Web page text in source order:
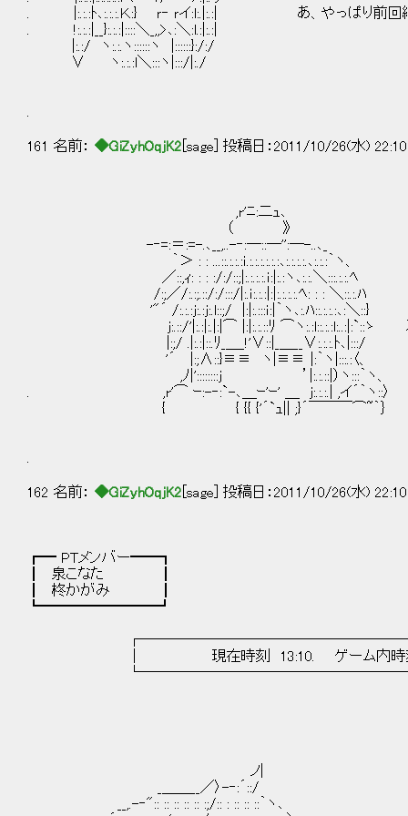
. |:.:.:ﾄ､:.:.:.Ｋ:} ｒ‐ ｒイ:l:.|:.:| あ、やっぱり前回終わ
. !:.:.:|__}:.:.:|::::＼_,,>､:＼:l.:|:.:|
|:.:/ ヽ:.:.ヽ::::::ヽ |::::::}:/:/
∨ ヽ:.:.:l＼:::ヽ|:::/|:./
161 名前： ◆GiZyhOqjK2 [sage] 投稿日：2011/10/26(水)
,r'ﾆ:二ｭ､
（ 》
-‐=:＝:=-.､__,..-‐:─::─'':─-..､_
｀＞ : : ...::.:.:.:ｉ.:.:.:.:.:.:､:.:.:.:.､:.:.:｀ヽ、
／::,ｨ: : : :/:/::;|:.:.:.:.ｉ:|:.:ヽ､:.:.＼:::.:.:.ﾍ
/:;／/:.:;.::/:/:::/|:.ｉ:.:.:|:|:.:.:.:.ﾍ: : : ＼::.:.ﾊ
'"´ /:.:.:ｊ:.:j:.l::;/ |:|:.:::ｉ:|｀ヽ､:.ﾊ::.:.:.:､:＼::}
j:.::/'|:.:|:.|:|⌒ |:|:.:.::ﾘ ⌒ヽ:.:l::.:.:l:..:|:`::ゝ 次の街
|:;/ .|:.:|::.ﾘ_＿_!'∨::|_＿__∨:.:.:.ﾄ､|:::/
'´ |:;∧::}≡≡ ヽ|≡≡ |:｀ヽ|:::.:〈、 毎回セーブ
,ﾉ|'::::::::ｊ ’|:.:.::|）ヽ:::｀ヽ、 いつまで経
. ,r'⌒ ｰ:-‐:`-､＿ｰ'ｰ' ＿ ｊ:.:.:.| ,イ´｀ヽ::〉
{ { {{ {'´`ｭ|| ;}´￣￣￣⌒~｀｝
162 名前： ◆GiZyhOqjK2 [sage] 投稿日：2011/10/26(水)
┏━ PTメンバー━━┓
┃ 泉こなた ┃
┃ 柊かがみ ┃
┗━━━━━━━━┛
│ 現在時刻 13:10. ゲーム内
ノ|
_＿＿__／〉-‐:´::/
__,.-‐":: :: :: :: :: :;/:: : :: :: ::｀ヽ､